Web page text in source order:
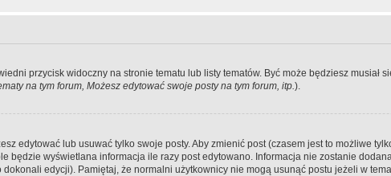
przycisk widoczny na stronie tematu lub listy tematów. Być może będziesz
na tym forum, Możesz edytować swoje posty na tym forum, itp.).
edytować lub usuwać tylko swoje posty. Aby zmienić post (czasem jest to możliwe
będzie wyświetlana informacja ile razy post edytowano. Informacja nie zostanie
edycji). Pamiętaj, że normalni użytkownicy nie mogą usunąć postu jeżeli w